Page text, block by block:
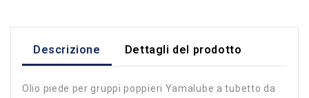
Descrizione Dettagli del prodotto
Olio piede per gruppi poppieri Yamalube a tubetto da